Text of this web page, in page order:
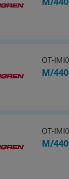
OT-
M/
OT-
M/